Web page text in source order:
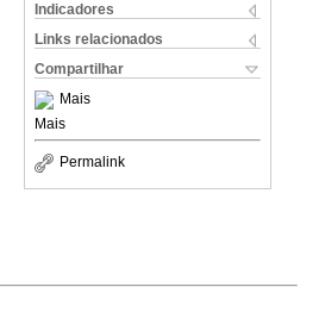
Indicadores
Links relacionados
Compartilhar
Mais
Mais
Permalink